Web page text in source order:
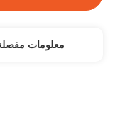
معلومات مفصلة